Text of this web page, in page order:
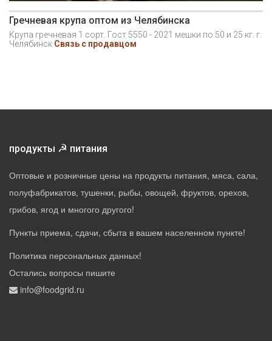
Гречневая крупа оптом из Челябинска
Крупа гречневая 1 сорт. Гост 5550 - 2021 мешки по 50 и 25 кг. г.
Челябинск Связь с продавцом
продукты ☭ питания
Оптовые и розничные цены на продукты питания, мяса, сала,
полуфабрикатов, тушенки, рыбы, овощей, фруктов, орехов,
грибов, ягод и многого другого!
Пункты приема, сдачи, сбыта в вашем населенном пункте!
Политика персональных данных!
Остались вопросы пишите
info@foodgrid.ru